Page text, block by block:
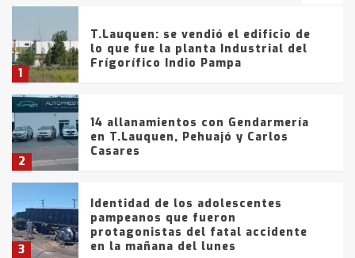
1
T.Lauquen: se vendió el edificio de
lo que fue la planta Industrial del
Frígorífico Indio Pampa
2
14 allanamientos con Gendarmería
en T.Lauquen, Pehuajó y Carlos
Casares
3
Identidad de los adolescentes
pampeanos que fueron
protagonistas del fatal accidente
en la mañana del lunes